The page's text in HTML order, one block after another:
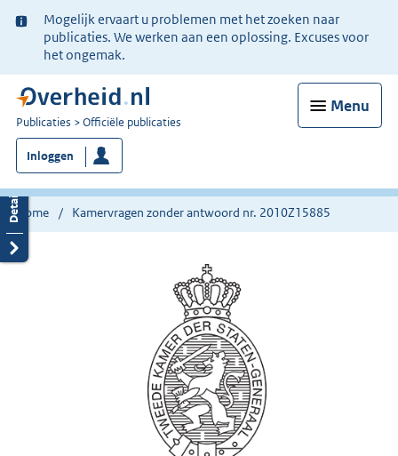
Ter
informatie:
Mogelijk ervaart u problemen met het zoeken naar
publicaties. We werken aan een oplossing. Excuses voor
het ongemak.
Menu
U
bent
nu
hier:
Publicaties Officiële publicaties
Inloggen
Home Kamervragen zonder antwoord nr. 2010Z15885